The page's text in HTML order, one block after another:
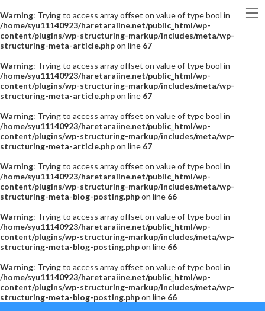
Warning: Trying to access array offset on value of type bool in
/home/syu11140923/haretaraiine.net/public_html/wp-
content/plugins/wp-structuring-markup/includes/meta/wp-
structuring-meta-article.phpon line 67
Warning: Trying to access array offset on value of type bool in
/home/syu11140923/haretaraiine.net/public_html/wp-
content/plugins/wp-structuring-markup/includes/meta/wp-
structuring-meta-article.phpon line 67
Warning: Trying to access array offset on value of type bool in
/home/syu11140923/haretaraiine.net/public_html/wp-
content/plugins/wp-structuring-markup/includes/meta/wp-
structuring-meta-article.phpon line 67
Warning: Trying to access array offset on value of type bool in
/home/syu11140923/haretaraiine.net/public_html/wp-
content/plugins/wp-structuring-markup/includes/meta/wp-
structuring-meta-blog-posting.phpon line 66
Warning: Trying to access array offset on value of type bool in
/home/syu11140923/haretaraiine.net/public_html/wp-
content/plugins/wp-structuring-markup/includes/meta/wp-
structuring-meta-blog-posting.phpon line 66
Warning: Trying to access array offset on value of type bool in
/home/syu11140923/haretaraiine.net/public_html/wp-
content/plugins/wp-structuring-markup/includes/meta/wp-
structuring-meta-blog-posting.phpon line 66